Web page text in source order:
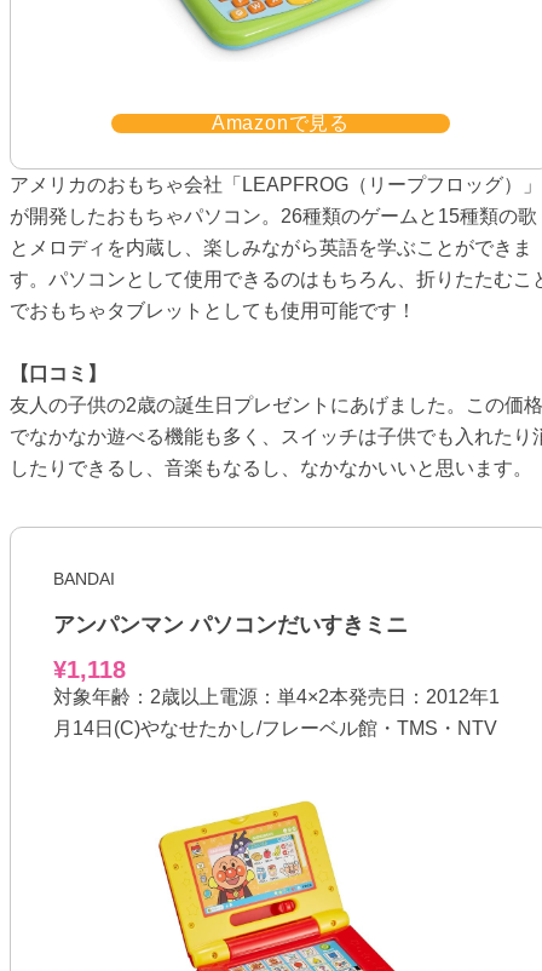
Amazonで見る
アメリカのおもちゃ会社「LEAPFROG（リープフロッグ）」
が開発したおもちゃパソコン。26種類のゲームと15種類の歌
とメロディを内蔵し、楽しみながら英語を学ぶことができま
す。パソコンとして使用できるのはもちろん、折りたたむこ
でおもちゃタブレットとしても使用可能です！
【口コミ】
友人の子供の2歳の誕生日プレゼントにあげました。この価格
でなかなか遊べる機能も多く、スイッチは子供でも入れたり
したりできるし、音楽もなるし、なかなかいいと思います。
BANDAI
アンパンマン パソコンだいすきミニ
¥1,118
対象年齢：2歳以上電源：単4×2本発売日：2012年1
月14日(C)やなせたかし/フレーベル館・TMS・NTV